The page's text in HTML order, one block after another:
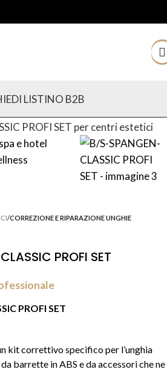
LISTINO B2B
CORREZIONE E RIPARAZIONE UNGHIE
PROFI SET
PROFI SET
kit correttivo specifico per l’unghia
barrette in ABS e daaccessori che ne